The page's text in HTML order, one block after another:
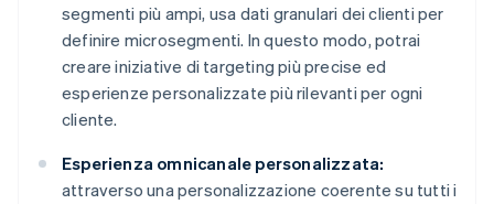
segmenti più ampi, usa dati granulari dei clienti per
definire microsegmenti. In questo modo, potrai
creare iniziative di targeting più precise ed
esperienze personalizzate più rilevanti per ogni
cliente.
Esperienza omnicanale personalizzata:
attraverso una personalizzazione coerente su tutti i